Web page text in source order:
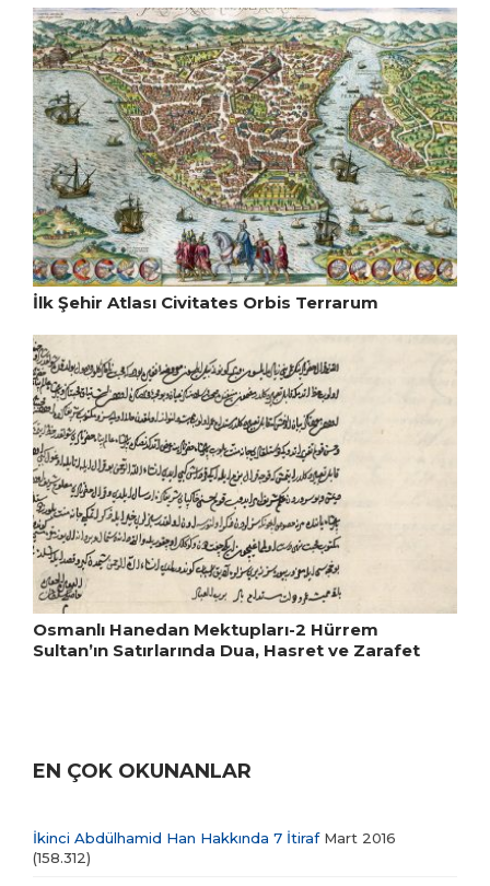
İlk Şehir Atlası Civitates Orbis Terrarum
Osmanlı Hanedan Mektupları-2 Hürrem
Sultan’ın Satırlarında Dua, Hasret ve Zarafet
EN ÇOK OKUNANLAR
İkinci Abdülhamid Han Hakkında 7 İtirafMart 2016
(158.312)